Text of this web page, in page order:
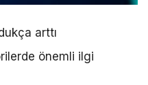
arttı
önemli ilgi